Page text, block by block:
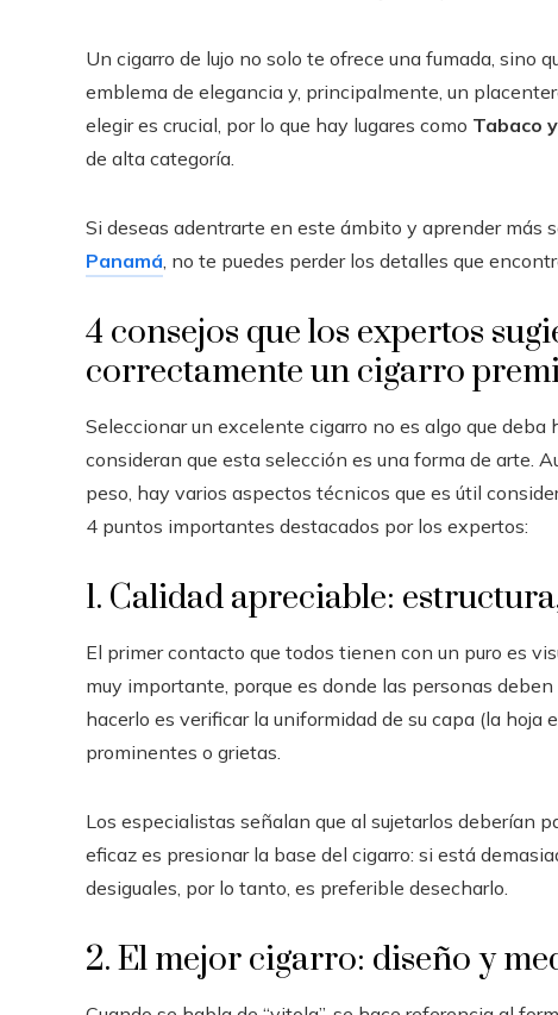
Un cigarro de lujo no solo te ofrece una fumada, sino
emblema de elegancia y, principalmente, un
elegir es crucial, por lo que hay lugares como Tabaco
de alta categoría.
Si deseas adentrarte en este ámbito y aprender más
Panamá, no te puedes perder los detalles que
4 consejos que los expertos
correctamente un cigarro
Seleccionar un excelente cigarro no es algo que deba
consideran que esta selección es una forma de arte.
peso, hay varios aspectos técnicos que es útil
4 puntos importantes destacados por los expertos:
1. Calidad apreciable:
El primer contacto que todos tienen con un puro es
muy importante, porque es donde las personas
hacerlo es verificar la uniformidad de su capa (la hoja
prominentes o grietas.
Los especialistas señalan que al sujetarlos deberían
eficaz es presionar la base del cigarro: si está
desiguales, por lo tanto, es preferible desecharlo.
2. El mejor cigarro: diseño y